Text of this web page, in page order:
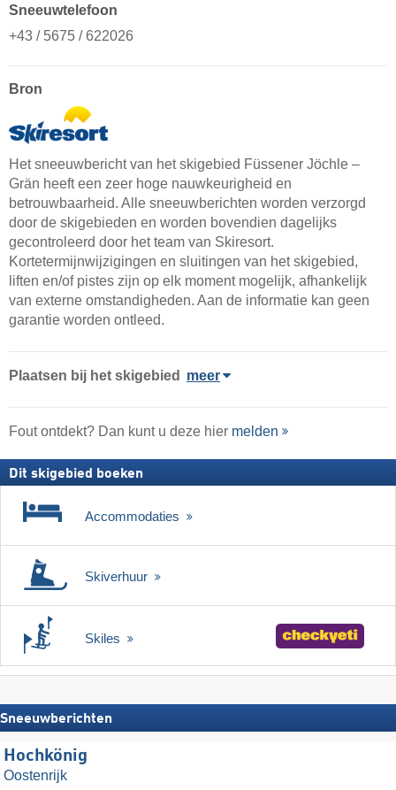
Sneeuwtelefoon
+43 / 5675 / 622026
Bron
Het sneeuwbericht van het skigebied Füssener Jöchle –
Grän heeft een zeer hoge nauwkeurigheid en
betrouwbaarheid. Alle sneeuwberichten worden verzorgd
door de skigebieden en worden bovendien dagelijks
gecontroleerd door het team van Skiresort.
Kortetermijnwijzigingen en sluitingen van het skigebied,
liften en/of pistes zijn op elk moment mogelijk, afhankelijk
van externe omstandigheden. Aan de informatie kan geen
garantie worden ontleed.
Plaatsen bij het skigebied meer
Fout ontdekt? Dan kunt u deze hier melden
Dit skigebied boeken
Accommodaties
Skiverhuur
Skiles
Sneeuwberichten
Hochkönig
Oostenrijk